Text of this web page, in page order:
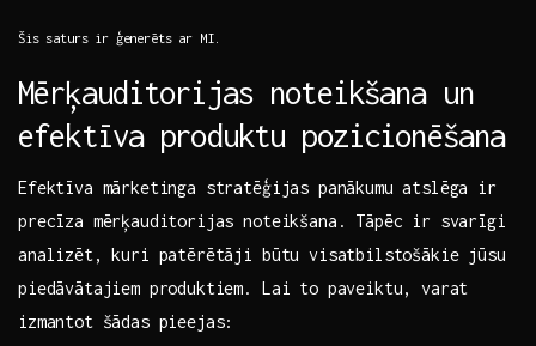
Šis saturs ir ģenerēts ar MI.
Mērķauditorijas noteikšana un
efektīva produktu pozicionēšana
Efektīva mārketinga stratēģijas panākumu atslēga ir
precīza mērķauditorijas noteikšana. Tāpēc‍ ir ​svarīgi
analizēt, kuri patērētāji‌ būtu visatbilstošākie jūsu⁣
piedāvātajiem produktiem. Lai to paveiktu, varat
izmantot šādas pieejas: